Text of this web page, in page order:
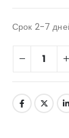
Срок 2-7